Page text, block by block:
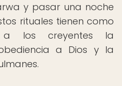
y pasar una noche
rituales tienen como
a los creyentes la
a Dios y la